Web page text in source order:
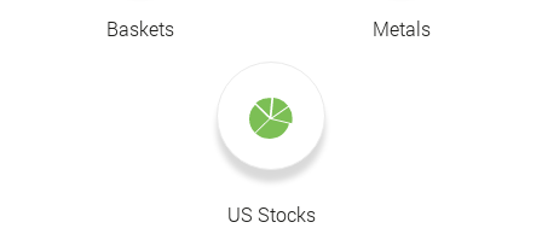
Baskets Metals
US Stocks